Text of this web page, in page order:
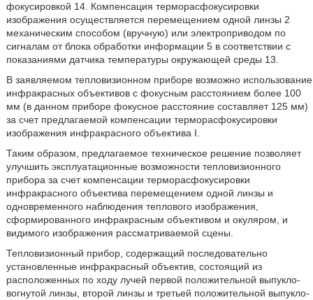
фокусировкой 14. Компенсация терморасфокусировки
изображения осуществляется перемещением одной линзы 2
механическим способом (вручную) или электроприводом по
сигналам от блока обработки информации 5 в соответствии с
показаниями датчика температуры окружающей среды 13.
В заявляемом тепловизионном приборе возможно использование
инфракрасных объективов с фокусным расстоянием более 100
мм (в данном приборе фокусное расстояние составляет 125 мм)
за счет предлагаемой компенсации терморасфокусировки
изображения инфракрасного объектива I.
Таким образом, предлагаемое техническое решение позволяет
улучшить эксплуатационные возможности тепловизионного
прибора за счет компенсации терморасфокусировки
инфракрасного объектива перемещением одной линзы и
одновременного наблюдения теплового изображения,
сформированного инфракрасным объективом и окуляром, и
видимого изображения рассматриваемой сцены.
Тепловизионный прибор, содержащий последовательно
установленные инфракрасный объектив, состоящий из
расположенных по ходу лучей первой положительной выпукло-
вогнутой линзы, второй линзы и третьей положительной выпукло-